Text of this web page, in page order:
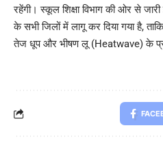
रहेंगी। स्कूल शिक्षा विभाग की ओर से
के सभी जिलों में लागू कर दिया गया है,
तेज धूप और भीषण लू (Heatwave) के